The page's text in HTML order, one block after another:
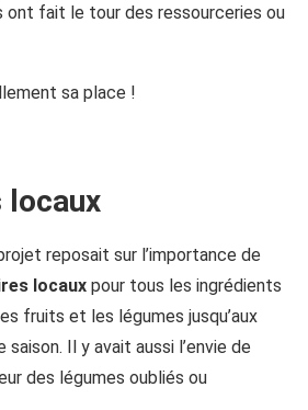
ont fait le tour des ressourceries ou
sa place !
locaux
reposait sur l’importance de
locaux pour tous les ingrédients
fruits et les légumes jusqu’aux
Il y avait aussi l’envie de
des légumes oubliés ou